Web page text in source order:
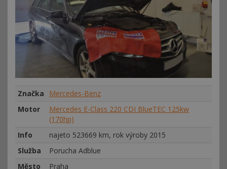
Značka
Mercedes-Benz
Motor
Mercedes E-Class 220 CDI BlueTEC 125kw
(170hp)
Info
najeto 523669 km, rok výroby 2015
Služba
Porucha Adblue
Město
Praha